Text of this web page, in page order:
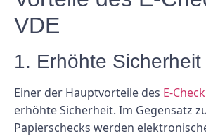
VDE
1. Erhöhte Sicherheit
Einer der Hauptvorteile des E-Check
erhöhte Sicherheit. Im Gegensatz
Papierschecks werden